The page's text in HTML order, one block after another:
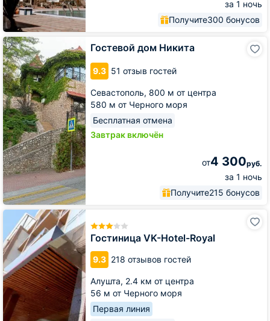
за 1 ночь
Получите300 бонусов
Гостевой дом Никита
9.3 51 отзыв гостей
Севастополь, 800 м от центра
580 м от Черного моря
Бесплатная отмена
Завтрак включён
от4 300руб.
за 1 ночь
Получите215 бонусов
Гостевой
дом
Никита
Гостиница VK-Hotel-Royal
9.3 218 отзывов гостей
Алушта, 2.4 км от центра
56 м от Черного моря
Первая линия
Гостиница
VK-
Hotel-
Royal